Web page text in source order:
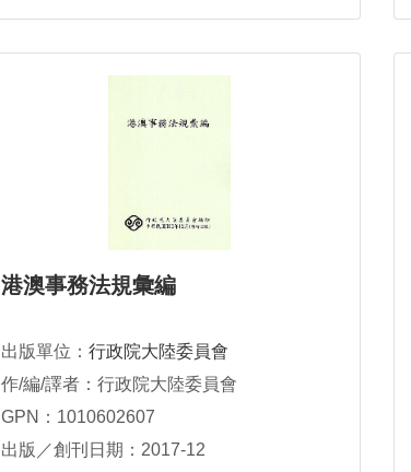
港澳事務法規彙編
出版單位： 行政院大陸委員會
作/編/譯者：行政院大陸委員會
GPN：1010602607
出版／創刊日期：2017-12